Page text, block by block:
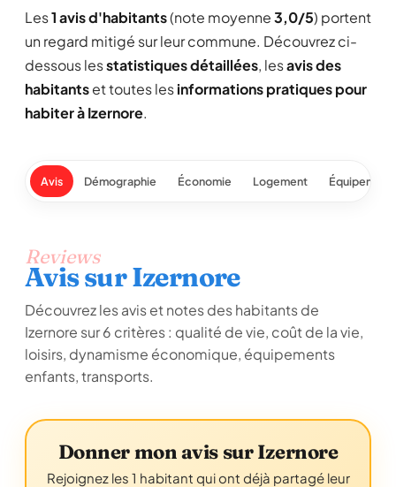
Les1 avis d'habitants(note moyenne3,0/5) portent
un regard mitigé sur leur commune. Découvrez ci-
dessous lesstatistiques détaillées, lesavis des
habitantset toutes lesinformations pratiques pour
habiter à Izernore.
Avis Démographie Économie Logement
Reviews
Avis sur Izernore
Découvrez les avis et notes des habitants de
Izernore sur 6 critères : qualité de vie, coût de la vie,
loisirs, dynamisme économique, équipements
enfants, transports.
Donner mon avis sur Izernore
Rejoignez les 1 habitant qui ont déjà partagé leur